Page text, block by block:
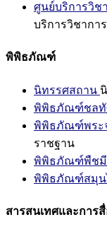
ศูนย์บริการวิช
บริการวิชากา
พิพิธภัณฑ์
นิทรรศสถาน
พิพิธภัณฑ์ชลทั
พิพิธภัณฑ์พระ
ราชฐาน
พิพิธภัณฑ์พืชมี
พิพิธภัณฑ์สมุน
สารสนเทศและการ